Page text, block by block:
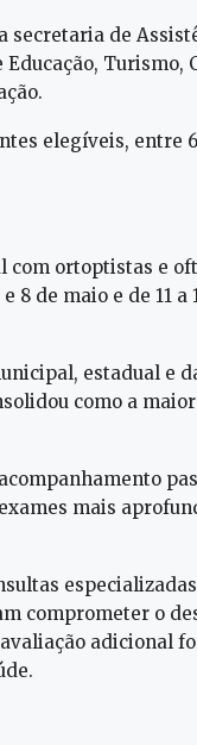
de
Turismo,
elegíveis, entre
ortoptistas e
8 de maio e de 11 a
estadual e
como a
mais
comprometer o
adicional